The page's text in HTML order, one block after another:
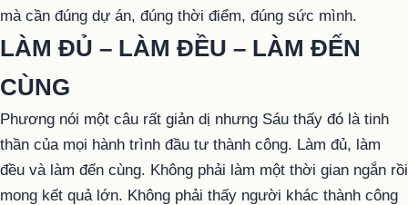
mà cần đúng dự án, đúng thời điểm, đúng sức mình.
LÀM ĐỦ – LÀM ĐỀU – LÀM ĐẾN
CÙNG
Phương nói một câu rất giản dị nhưng Sáu thấy đó là tinh
thần của mọi hành trình đầu tư thành công. Làm đủ, làm
đều và làm đến cùng. Không phải làm một thời gian ngắn rồi
mong kết quả lớn. Không phải thấy người khác thành công